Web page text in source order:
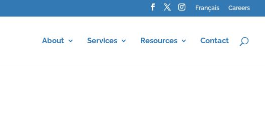
Français Careers
About Services Resources Contact